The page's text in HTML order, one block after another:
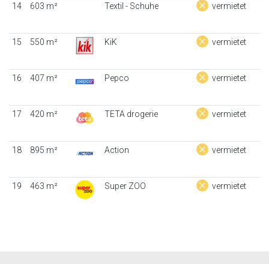
14 603 m² Textil - Schuhe vermietet
15 550 m² KiK vermietet
16 407 m² Pepco vermietet
17 420 m² TETA drogerie vermietet
18 895 m² Action vermietet
19 463 m² Super ZOO vermietet